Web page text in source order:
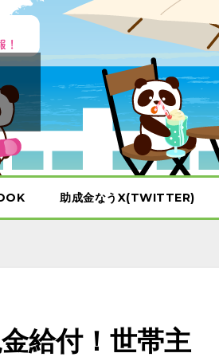
助成金なうX(TWITTER)
給付！世帯主